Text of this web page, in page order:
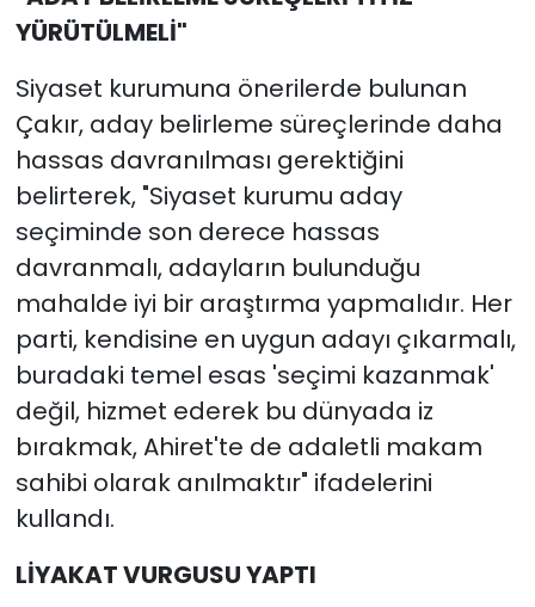
YÜRÜTÜLMELİ"
Siyaset kurumuna önerilerde bulunan
Çakır, aday belirleme süreçlerinde daha
hassas davranılması gerektiğini
belirterek, "Siyaset kurumu aday
seçiminde son derece hassas
davranmalı, adayların bulunduğu
mahalde iyi bir araştırma yapmalıdır. Her
parti, kendisine en uygun adayı çıkarmalı,
buradaki temel esas 'seçimi kazanmak'
değil, hizmet ederek bu dünyada iz
bırakmak, Ahiret'te de adaletli makam
sahibi olarak anılmaktır" ifadelerini
kullandı.
LİYAKAT VURGUSU YAPTI